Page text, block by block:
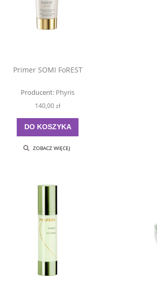
Primer SOMI FoREST
Producent: Phyris
140,00 zł
DO KOSZYKA
ZOBACZ WIĘCEJ